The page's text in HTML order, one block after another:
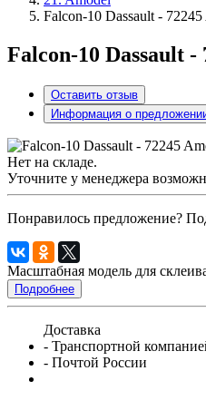
Falcon-10 Dassault -
Falcon-10 Dassault -
Оставить отзыв
Информация о
Нет на складе.
Уточните у менеджера
Понравилось предложение?
Масштабная модель для
Подробнее
Доставка
- Транспортной
- Почтой России